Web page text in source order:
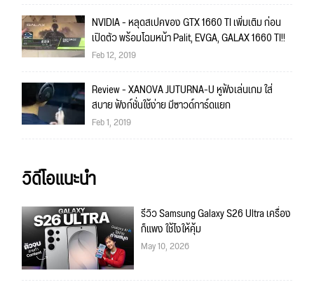
NVIDIA - หลุดสเปคของ GTX 1660 TI เพิ่มเติม ก่อน
เปิดตัว พร้อมโฉมหน้า Palit, EVGA, GALAX 1660 TI!!
Feb 12, 2019
Review - XANOVA JUTURNA-U หูฟังเล่นเกม ใส่
สบาย ฟังก์ชั่นใช้ง่าย มีซาวด์การ์ดแยก
Feb 1, 2019
วิดีโอแนะนำ
รีวิว Samsung Galaxy S26 Ultra เครื่อง
ก็แพง ใช้ไงให้คุ้ม
May 10, 2026